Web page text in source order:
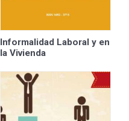
Informalidad Laboral y en
la Vivienda